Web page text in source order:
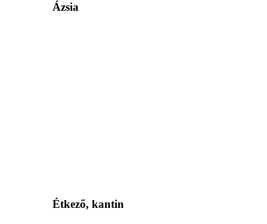
Ázsia
Étkező, kantin